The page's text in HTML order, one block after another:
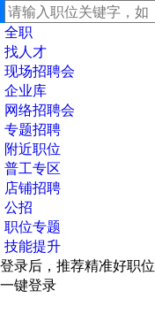
全职
找人才
现场招聘会
企业库
网络招聘会
专题招聘
附近职位
普工专区
店铺招聘
公招
职位专题
技能提升
登录后，推荐精准好职位
一键登录